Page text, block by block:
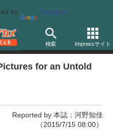
by Translate
検索 Impressサイト
for an Untold
Reported by 本誌：河野知佳
（2015/7/15 08:00）